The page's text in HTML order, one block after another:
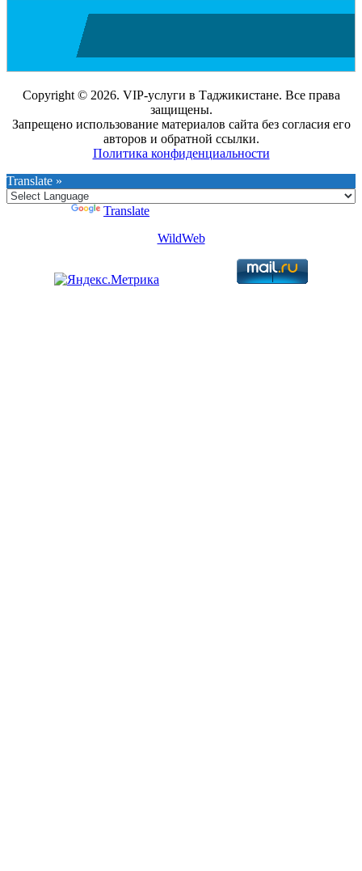
Copyright © 2026. VIP-услуги в Таджикистане. Все права
защищены.
Запрещено использование материалов сайта без согласия его
авторов и обратной ссылки.
Политика конфиденциальности
Translate »
Translate
WildWeb